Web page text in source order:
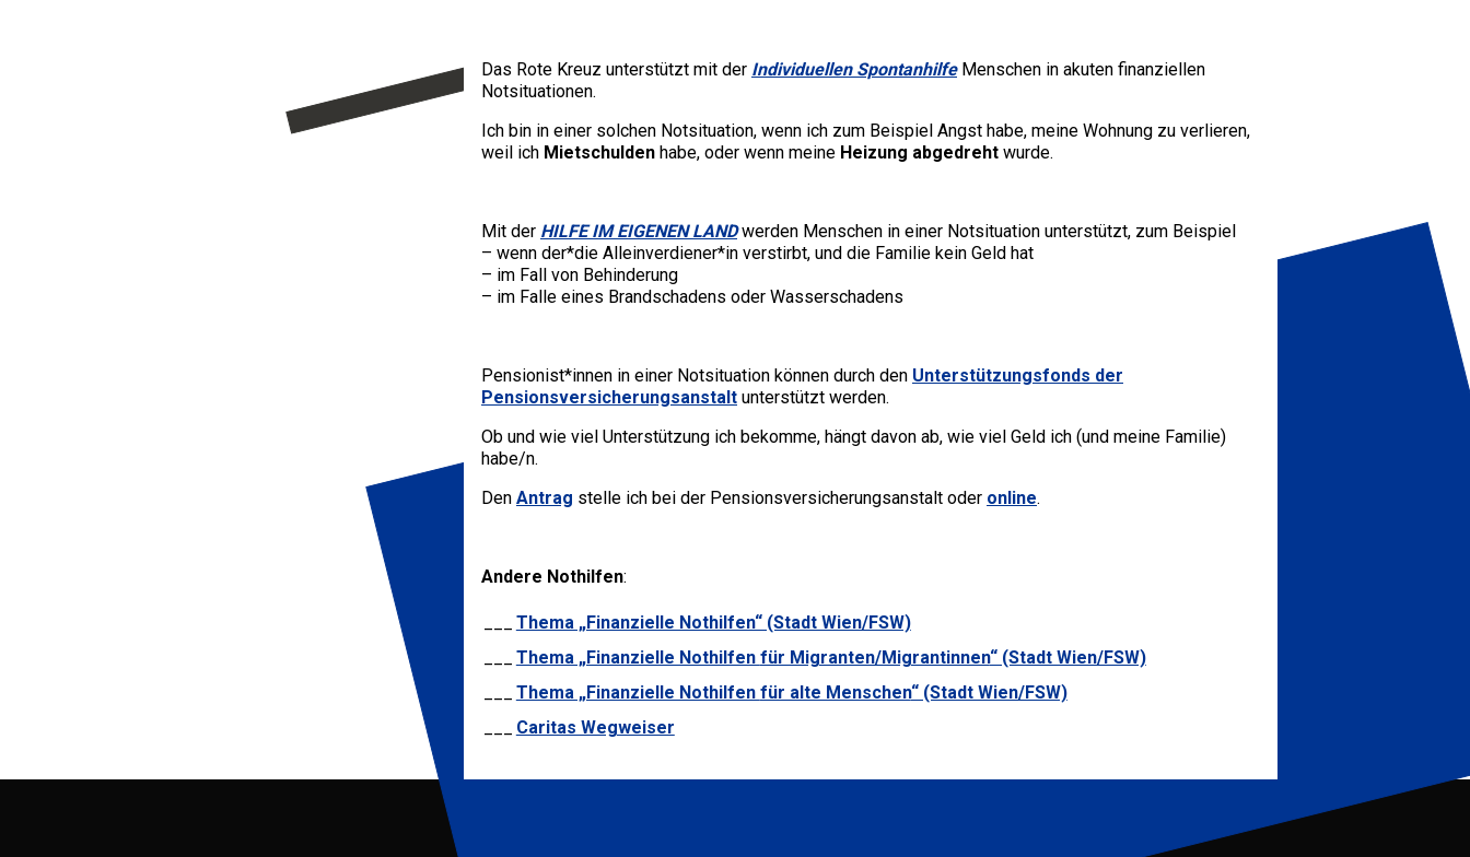
Das Rote Kreuz unterstützt mit der Individuellen SpontanhilfeMenschen in akuten finanziellen
Notsituationen.
Ich bin in einer solchen Notsituation, wenn ich zum Beispiel Angst habe, meine Wohnung zu verlieren,
weil ich Mietschulden habe, oder wenn meine Heizung abgedreht wurde.
Mit der HILFE IM EIGENEN LANDwerden Menschen in einer Notsituation unterstützt, zum Beispiel
– wenn der*die Alleinverdiener*in verstirbt, und die Familie kein Geld hat
– im Fall von Behinderung
– im Falle eines Brandschadens oder Wasserschadens
Pensionist*innen in einer Notsituation können durch den Unterstützungsfonds der
Pensionsversicherungsanstalt unterstützt werden.
Ob und wie viel Unterstützung ich bekomme, hängt davon ab, wie viel Geld ich (und meine Familie)
habe/n.
Den Antrag stelle ich bei der Pensionsversicherungsanstalt oder online.
Andere Nothilfen:
Thema „Finanzielle Nothilfen“ (Stadt Wien/FSW)
Thema „Finanzielle Nothilfen für Migranten/Migrantinnen“ (Stadt Wien/FSW)
Thema „Finanzielle Nothilfen für alte Menschen“ (Stadt Wien/FSW)
Caritas Wegweiser